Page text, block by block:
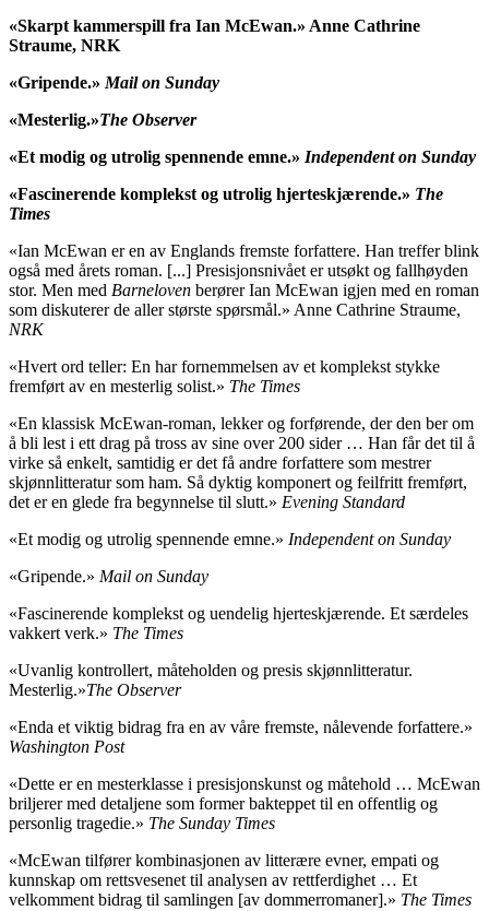
«Skarpt kammerspill fra Ian McEwan.» Anne Cathrine
Straume, NRK
«Gripende.» Mail on Sunday
«Mesterlig.»The Observer
«Et modig og utrolig spennende emne.» Independent on Sunday
«Fascinerende komplekst og utrolig hjerteskjærende.» The
Times
«Ian McEwan er en av Englands fremste forfattere. Han treffer blink
også med årets roman. [...] Presisjonsnivået er utsøkt og fallhøyden
stor. Men med Barneloven berører Ian McEwan igjen med en roman
som diskuterer de aller største spørsmål.» Anne Cathrine Straume,
NRK
«Hvert ord teller: En har fornemmelsen av et komplekst stykke
fremført av en mesterlig solist.» The Times
«En klassisk McEwan-roman, lekker og forførende, der den ber om
å bli lest i ett drag på tross av sine over 200 sider … Han får det til å
virke så enkelt, samtidig er det få andre forfattere som mestrer
skjønnlitteratur som ham. Så dyktig komponert og feilfritt fremført,
det er en glede fra begynnelse til slutt.» Evening Standard
«Et modig og utrolig spennende emne.» Independent on Sunday
«Gripende.» Mail on Sunday
«Fascinerende komplekst og uendelig hjerteskjærende. Et særdeles
vakkert verk.» The Times
«Uvanlig kontrollert, måteholden og presis skjønnlitteratur.
Mesterlig.»The Observer
«Enda et viktig bidrag fra en av våre fremste, nålevende forfattere.»
Washington Post
«Dette er en mesterklasse i presisjonskunst og måtehold … McEwan
briljerer med detaljene som former bakteppet til en offentlig og
personlig tragedie.» The Sunday Times
«McEwan tilfører kombinasjonen av litterære evner, empati og
kunnskap om rettsvesenet til analysen av rettferdighet … Et
velkomment bidrag til samlingen [av dommerromaner].» The Times